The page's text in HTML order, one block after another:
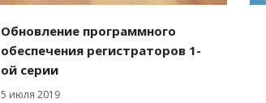
Обновление программного
обеспечения регистраторов 1-
ой серии
5 июля 2019